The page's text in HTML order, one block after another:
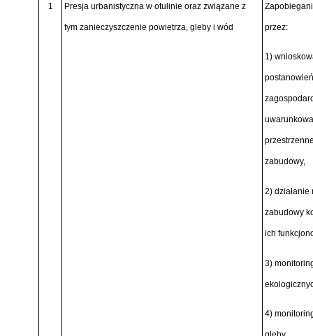
1 Presja urbanistyczna w otulinie oraz związane z
tym zanieczyszczenie powietrza, gleby i wód przez:
1)
zabudowy,
2)
zabudowy
ich
3)
4)